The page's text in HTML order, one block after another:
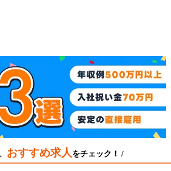
おすすめ求人 をチェック！ /